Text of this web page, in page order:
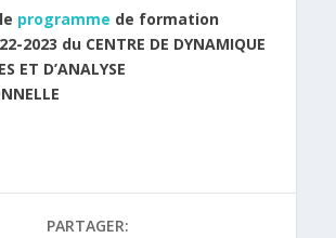
programme de formation
2023 du CENTRE DE DYNAMIQUE
ET D’ANALYSE
PARTAGER: